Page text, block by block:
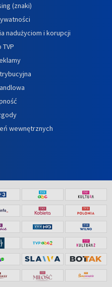
(znaki)
nadużyciom i korupcji
wewnętrznych